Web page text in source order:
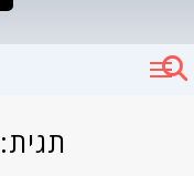
תגית: